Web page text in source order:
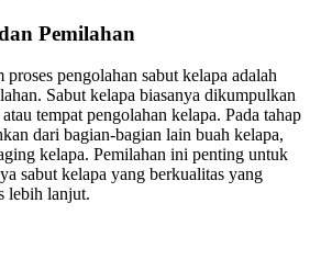
Pemilahan
pengolahan sabut kelapa adalah
Sabut kelapa biasanya dikumpulkan
tempat pengolahan kelapa. Pada tahap
dari bagian-bagian lain buah kelapa,
kelapa. Pemilahan ini penting untuk
sabut kelapa yang berkualitas yang
lebih lanjut.